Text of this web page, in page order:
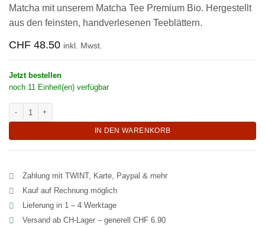
Matcha mit unserem Matcha Tee Premium Bio. Hergestellt
aus den feinsten, handverlesenen Teeblättern.
CHF 48.50 inkl. Mwst.
Jetzt bestellen
noch 11 Einheit(en) verfügbar
IN DEN WARENKORB
Zahlung mit TWINT, Karte, Paypal & mehr
Kauf auf Rechnung möglich
Lieferung in 1 – 4 Werktage
Versand ab CH‑Lager – generell CHF 6.90